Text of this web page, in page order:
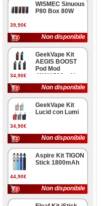
39,90€
WISMEC Sinuous
P80 Box 80W
Non disponibile
34,90€
GeekVape Kit
AEGIS BOOST
Pod Mod
40W/1500mAh
Non disponibile
34,90€
GeekVape Kit
Lucid con Lumi
Non disponibile
44,90€
Aspire Kit TIGON
Stick 1800mAh
Non disponibile